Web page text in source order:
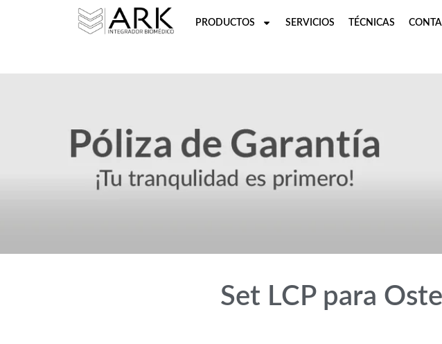
PRODUCTOS SERVICIOS TÉCNICAS
Set LCP para